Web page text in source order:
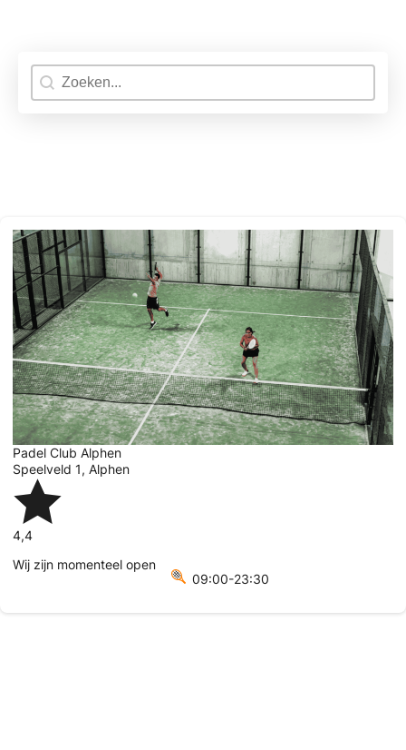
Search
Padel Club Alphen
Speelveld 1, Alphen
4,4
Wij zijn momenteel open
09:00-23:30